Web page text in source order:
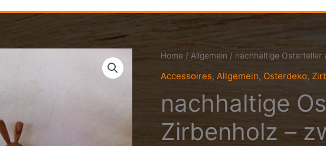
Home / Allgemein / nachhaltige Osterteller
Accessoires, Allgemein, Osterdeko,
nachhaltige
Zirbenholz –